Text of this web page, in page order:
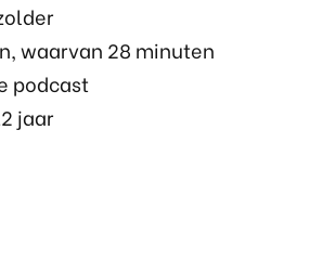
waarvan 28 minuten
podcast
jaar